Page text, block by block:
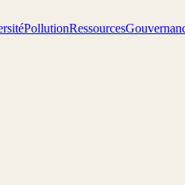
PollutionRessources